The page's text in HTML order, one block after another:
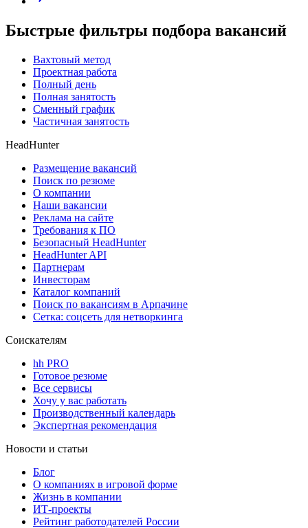
Быстрые фильтры подбора вакансий
Вахтовый метод
Проектная работа
Полный день
Полная занятость
Сменный график
Частичная занятость
HeadHunter
Размещение вакансий
Поиск по резюме
О компании
Наши вакансии
Реклама на сайте
Требования к ПО
Безопасный HeadHunter
HeadHunter API
Партнерам
Инвесторам
Каталог компаний
Поиск по вакансиям в Арпачине
Сетка: соцсеть для нетворкинга
Соискателям
hh PRO
Готовое резюме
Все сервисы
Хочу у вас работать
Производственный календарь
Экспертная рекомендация
Новости и статьи
Блог
О компаниях в игровой форме
Жизнь в компании
ИТ-проекты
Рейтинг работодателей России